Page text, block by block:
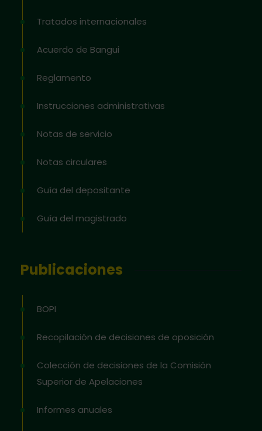
Tratados internacionales
Acuerdo de Bangui
Reglamento
Instrucciones administrativas
Notas de servicio
Notas circulares
Guía del depositante
Guía del magistrado
Publicaciones
BOPI
Recopilación de decisiones de oposición
Colección de decisiones de la Comisión
Superior de Apelaciones
Informes anuales